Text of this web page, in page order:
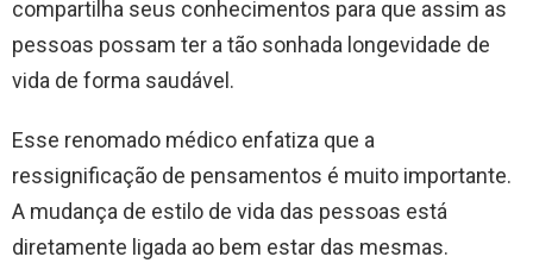
compartilha seus conhecimentos para que assim as
pessoas possam ter a tão sonhada longevidade de
vida de forma saudável.
​Esse renomado médico enfatiza que a
ressignificação de pensamentos é muito importante.
A mudança de estilo de vida das pessoas está
diretamente ligada ao bem estar das mesmas.